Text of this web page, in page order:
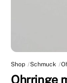
Shop Schmuck
Ohrringe